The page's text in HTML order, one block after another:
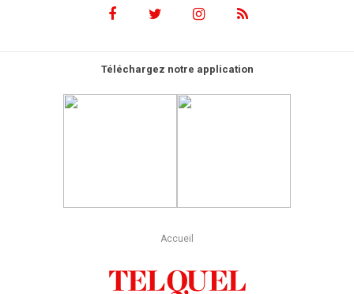
Téléchargez notre application
Accueil